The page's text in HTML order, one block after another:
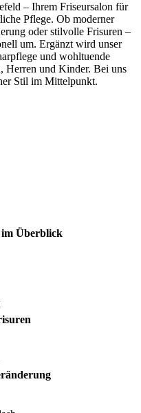
– Ihrem Friseursalon für
Pflege. Ob moderner
oder stilvolle Frisuren –
um. Ergänzt wird unser
und wohltuende
Herren und Kinder. Bei uns
Stil im Mittelpunkt.
im Überblick